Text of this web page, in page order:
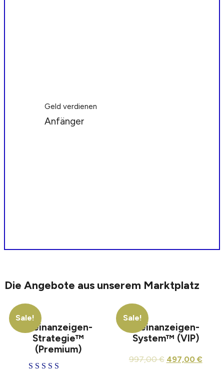
Geld verdienen
Anfänger
Die Angebote aus unserem Marktplatz
Sale!
Kleinanzeigen-
Strategie™
(Premium)
Sale!
Kleinanzeigen-
System™ (VIP)
997,00€ 497,00€